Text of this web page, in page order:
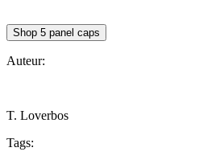
Shop 5 panel caps
Auteur:
T. Loverbos
Tags: